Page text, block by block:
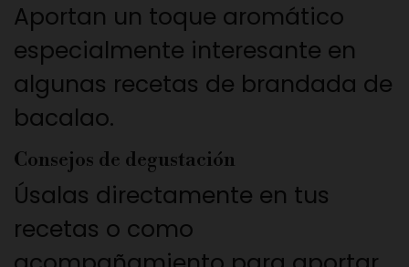
Aportan un toque aromático
especialmente interesante en
algunas recetas de brandada de
bacalao.
Consejos de degustación
Úsalas directamente en tus
recetas o como